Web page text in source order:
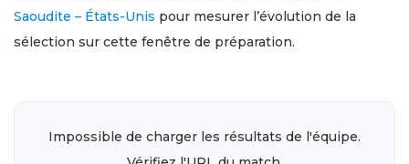
Saoudite – États-Unis pour mesurer l’évolution de la
sélection sur cette fenêtre de préparation.
Impossible de charger les résultats de l'équipe.